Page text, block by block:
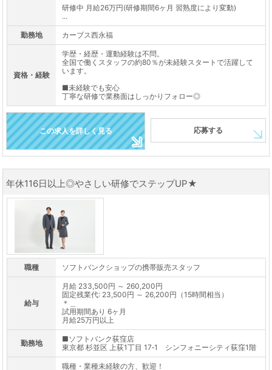
研修中 月給26万円(研修期間6ヶ月 習熟度により変動)
...
勤務地 カーブス西永福
資格・経験
学歴・経歴・運動経験は不問。
全国で働くスタッフの約80％が未経験スタートで活躍して
います。
■未経験でも安心
丁寧な研修で業務面はしっかりフォロー◎
この求人を詳しく見る 応募する
年休116日以上◎やさしい研修でステップUP★
職種 ソフトバンクショップの携帯販売スタッフ
給与
月給 233,500円 ～ 260,200円
固定残業代: 23,500円 ～ 26,200円（15時間相当）
＊＿
試用期間あり 6ヶ月
月給25万円以上
勤務地
■ソフトバンク荻窪店
東京都 杉並区 上荻1丁目 17‐1 シンフォニーシティ荻窪1階
職種・業種未経験の方、歓迎！